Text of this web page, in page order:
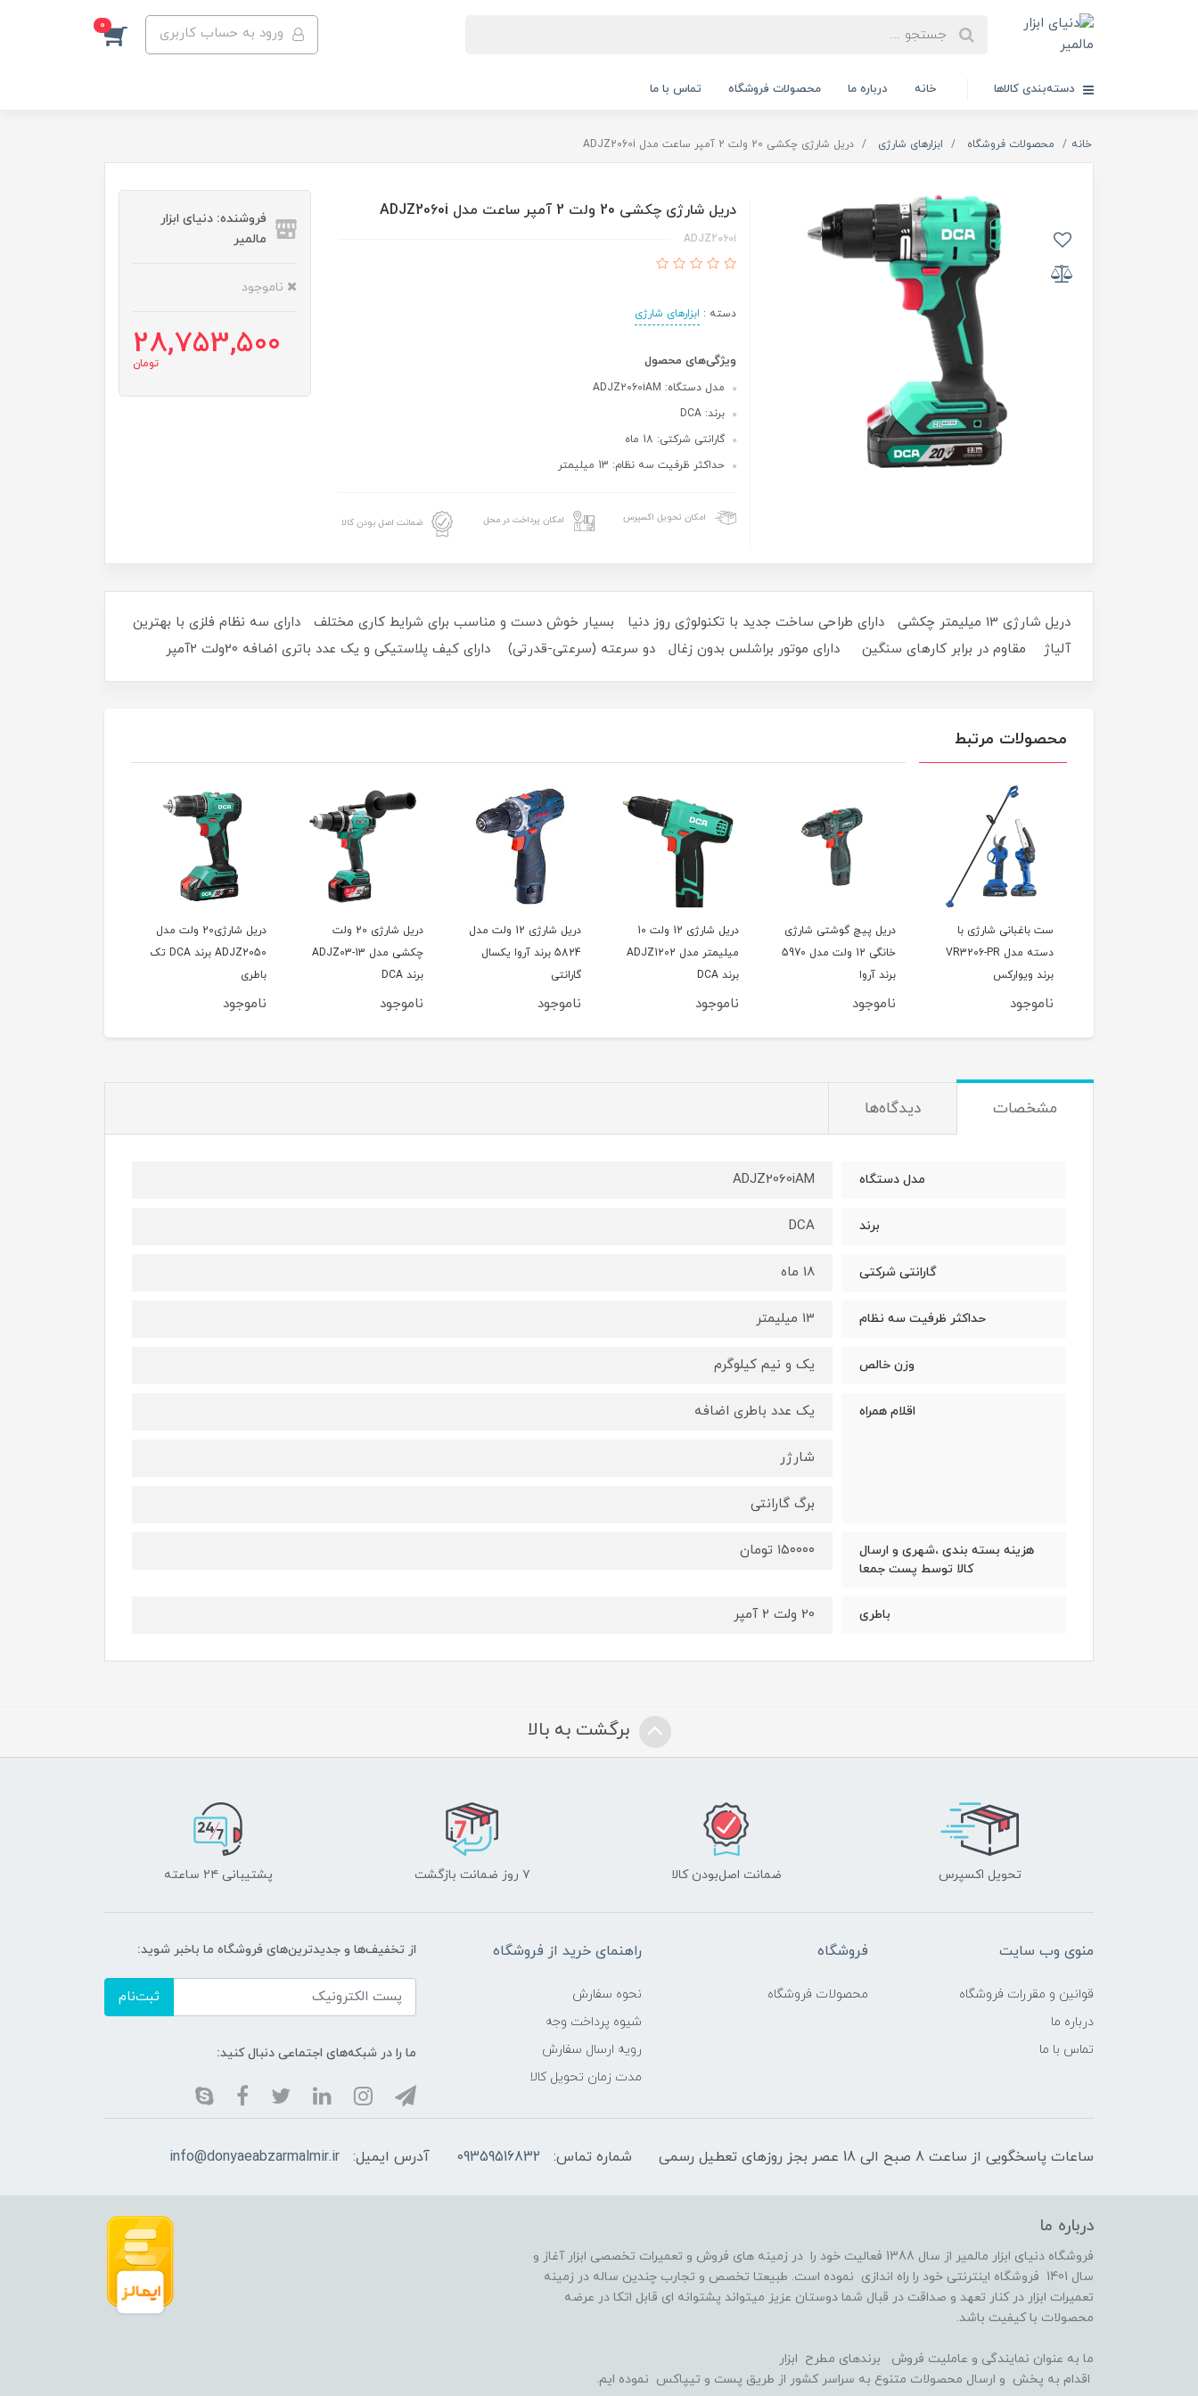
ورود به حساب کاربری 0
دسته‌بندی کالاها خانه درباره ما محصولات فروشگاه تماس با ما
خانه محصولات فروشگاه ابزارهای شارژی دریل شارژی چکشی 20 ولت 2 آمپر ساعت مدل ADJZ2060i
دریل شارژی چکشی 20 ولت 2 آمپر ساعت مدل ADJZ2060i
ADJZ2060i
دسته : ابزارهای شارژی
ویژگی‌های محصول
مدل دستگاه: ADJZ2060iAM
برند: DCA
گارانتی شرکتی: 18 ماه
حداکثر ظرفیت سه نظام: 13 میلیمتر
امکان تحویل اکسپرس امکان پرداخت در محل ضمانت اصل بودن کالا
فروشنده: دنیای ابزار
مالمیر
ناموجود
28,753,500
تومان
دریل شارژی 13 میلیمتر چکشی دارای طراحی ساخت جدید با تکنولوژی روز دنیا بسیار خوش دست و مناسب برای شرایط کاری مختلف دارای سه نظام فلزی با بهترین
آلیاژ مقاوم در برابر کارهای سنگین دارای موتور براشلس بدون زغال دو سرعته (سرعتی-قدرتی) دارای کیف پلاستیکی و یک عدد باتری اضافه 20ولت 2آمپر
محصولات مرتبط
دریل پیچ گوشتی شارژی
خانگی 12 ولت مدل 5970
برند آروا
ناموجود
دریل شارژی 12 ولت 10
میلیمتر مدل ADJZ1202
برند DCA
ناموجود
دریل شارژی 12 ولت مدل
5824 برند آروا یکسال
گارانتی
ناموجود
دریل شارژی 20 ولت
چکشی مدل ADJZ03-13
برند DCA
ناموجود
دریل شارژی20 ولت مدل
ADJZ2050 برند DCA تک
باطری
ناموجود
دریل شارژی 12 ولت مدل
AZJZ10-10BK برند DCA
ناموجود
مشخصات دیدگاه‌ها
مدل دستگاه ADJZ2060iAM
برند DCA
گارانتی شرکتی 18 ماه
حداکثر ظرفیت سه نظام 13 میلیمتر
وزن خالص یک و نیم کیلوگرم
اقلام همراه یک عدد باطری اضافه
شارژر
برگ گارانتی
هزینه بسته بندی ،شهری و ارسال
کالا توسط پست جمعا
۱۵۰۰۰۰ تومان
باطری 20 ولت 2 آمپر
برگشت به بالا
تحویل اکسپرس ضمانت اصل‌بودن کالا ۷ روز ضمانت بازگشت پشتیبانی ۲۴ ساعته
منوی وب سایت
قوانین و مقررات فروشگاه
درباره ما
تماس با ما
فروشگاه
محصولات فروشگاه
راهنمای خرید از فروشگاه
نحوه سفارش
شیوه پرداخت وجه
رویه ارسال سفارش
مدت زمان تحویل کالا
از تخفیف‌ها و جدیدترین‌های فروشگاه ما باخبر شوید:
ثبت‌نام
ما را در شبکه‌های اجتماعی دنبال کنید:
ساعات پاسخگویی از ساعت 8 صبح الی 18 عصر بجز روزهای تعطیل رسمی شماره تماس: 09359516832 آدرس ایمیل: info@donyaeabzarmalmir.ir
درباره ما
فروشگاه دنیای ابزار مالمیر از سال 1388 فعالیت خود را در زمینه های فروش و تعمیرات تخصصی ابزار آغاز و
سال 1401 فروشگاه اینترنتی خود را راه اندازی نموده است. طبیعتا تخصص و تجارب چندین ساله در زمینه
تعمیرات ابزار در کنار تعهد و صداقت در قبال شما دوستان عزیز میتواند پشتوانه ای قابل اتکا در عرضه
محصولات با کیفیت باشد.
ما به عنوان نمایندگی و عاملیت فروش برندهای مطرح ابزار
اقدام به پخش و ارسال محصولات متنوع به سراسر کشور از طریق پست و تیپاکس نموده ایم.